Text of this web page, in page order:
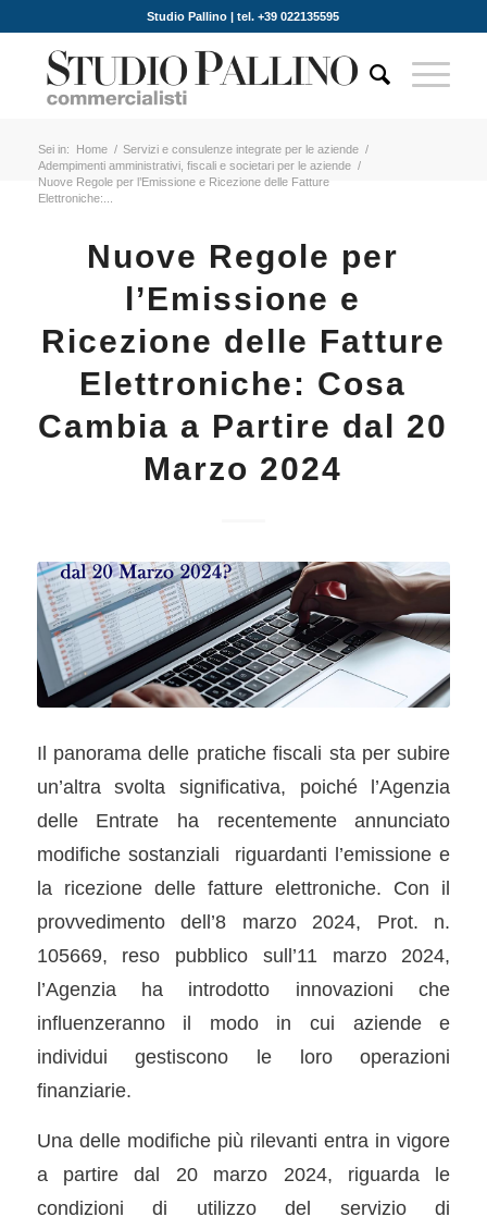
Studio Pallino | tel. +39 022135595
Sei in: Home / Servizi e consulenze integrate per le aziende /
Adempimenti amministrativi, fiscali e societari per le aziende /
Nuove Regole per l’Emissione e Ricezione delle Fatture
Elettroniche:...
Nuove Regole per
l’Emissione e
Ricezione delle Fatture
Elettroniche: Cosa
Cambia a Partire dal 20
Marzo 2024
Il panorama delle pratiche fiscali sta per subire
un’altra svolta significativa, poiché l’Agenzia
delle Entrate ha recentemente annunciato
modifiche sostanziali riguardanti l’emissione e
la ricezione delle fatture elettroniche. Con il
provvedimento dell’8 marzo 2024, Prot. n.
105669, reso pubblico sull’11 marzo 2024,
l’Agenzia ha introdotto innovazioni che
influenzeranno il modo in cui aziende e
individui gestiscono le loro operazioni
finanziarie.
Una delle modifiche più rilevanti entra in vigore
a partire dal 20 marzo 2024, riguarda le
condizioni di utilizzo del servizio di